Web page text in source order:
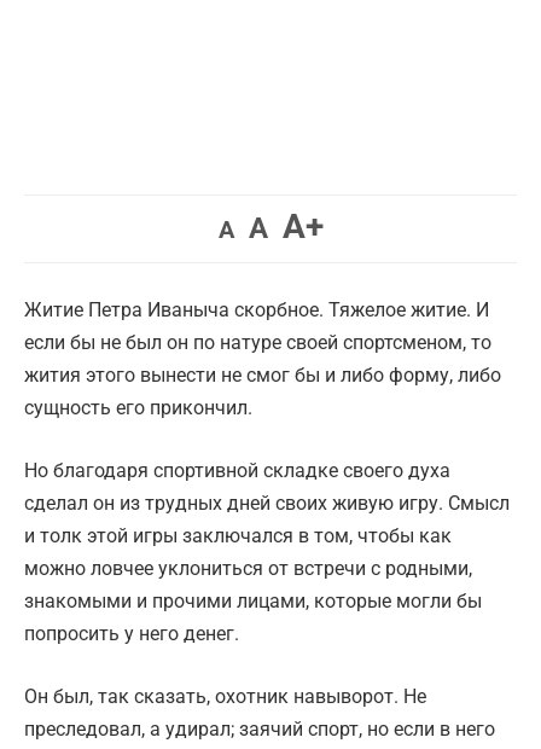
AУменьшить
AВернуть
A+Увеличить
Житие Петра Иваныча скорбное. Тяжелое житие. И
если бы не был он по натуре своей спортсменом, то
жития этого вынести не смог бы и либо форму, либо
сущность его прикончил.
Но благодаря спортивной складке своего духа
сделал он из трудных дней своих живую игру. Смысл
и толк этой игры заключался в том, чтобы как
можно ловчее уклониться от встречи с родными,
знакомыми и прочими лицами, которые могли бы
попросить у него денег.
Он был, так сказать, охотник навыворот. Не
преследовал, а удирал; заячий спорт, но если в него